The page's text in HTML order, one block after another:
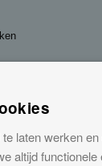
nachtjes
laten werken
altijd